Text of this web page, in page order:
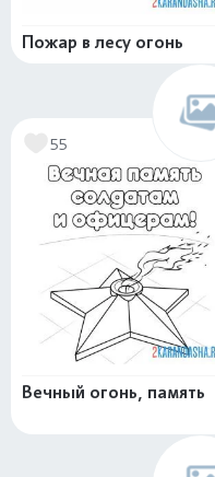
Пожар в лесу огонь
55
Вечный огонь, память